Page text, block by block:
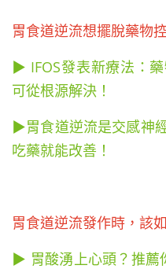
胃食道逆流想擺脫藥物
▶ IFOS發表新療法：
可從根源解決！
▶胃食道逆流是交感神
吃藥就能改善！
胃食道逆流發作時，該
▶ 胃酸湧上心頭？推薦